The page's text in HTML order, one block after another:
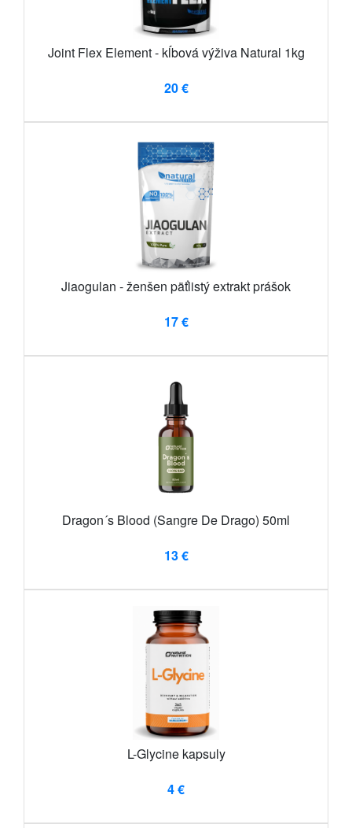
Joint Flex Element - kĺbová výživa Natural 1kg
20 €
Jiaogulan - ženšen päťlistý extrakt prášok
17 €
Dragon´s Blood (Sangre De Drago) 50ml
13 €
L-Glycine kapsuly
4 €